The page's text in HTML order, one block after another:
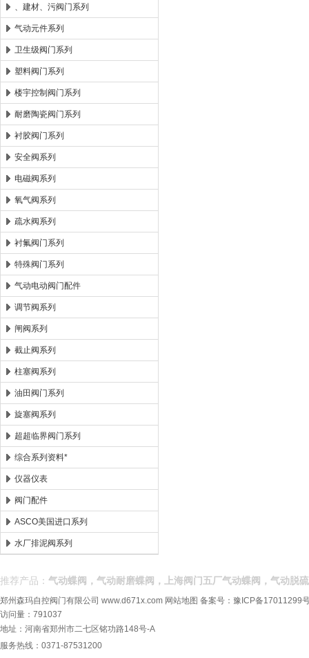
、建材、污阀门系列
气动元件系列
卫生级阀门系列
塑料阀门系列
楼宇控制阀门系列
耐磨陶瓷阀门系列
衬胶阀门系列
安全阀系列
电磁阀系列
氧气阀系列
疏水阀系列
衬氟阀门系列
特殊阀门系列
气动电动阀门配件
调节阀系列
闸阀系列
截止阀系列
柱塞阀系列
油田阀门系列
旋塞阀系列
超超临界阀门系列
综合系列资料*
仪器仪表
阀门配件
ASCO美国进口系列
水厂排泥阀系列
推荐产品： 气动蝶阀，气动耐磨蝶阀，上海阀门五厂气动蝶阀，气动脱
郑州森玛自控阀门有限公司 www.d671x.com 网站地图 备案号： 豫ICP备17011299
访问量：791037
地址：河南省郑州市二七区铭功路148号-A
服务热线：0371-87531200